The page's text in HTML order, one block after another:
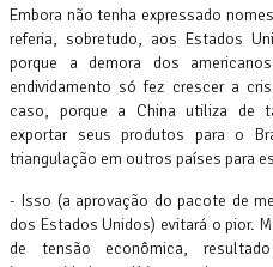
Embora não tenha expressado
referia, sobretudo, aos Estados
porque a demora dos
endividamento só fez crescer a
caso, porque a China utiliza de
exportar seus produtos para o
triangulação em outros países para
- Isso (a aprovação do pacote de
dos Estados Unidos) evitará o pior.
de tensão econômica,